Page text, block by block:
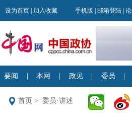
首页 > 委员·讲述